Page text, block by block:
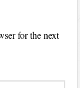
for the next